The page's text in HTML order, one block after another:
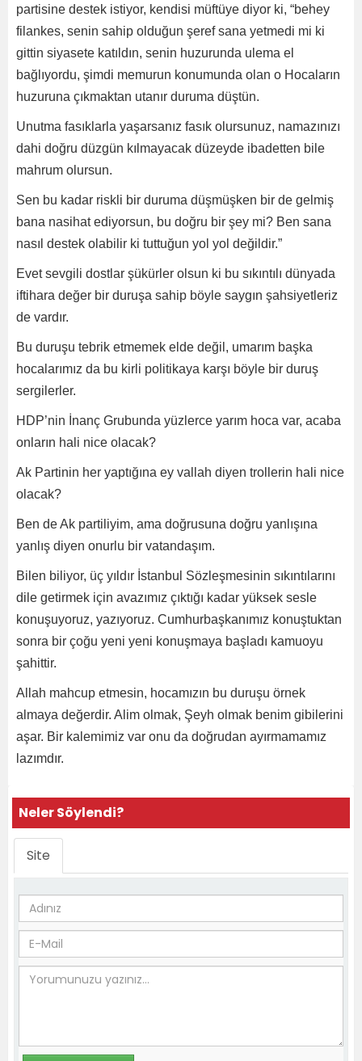
partisine destek istiyor, kendisi müftüye diyor ki, “behey
filankes, senin sahip olduğun şeref sana yetmedi mi ki
gittin siyasete katıldın, senin huzurunda ulema el
bağlıyordu, şimdi memurun konumunda olan o Hocaların
huzuruna çıkmaktan utanır duruma düştün.
Unutma fasıklarla yaşarsanız fasık olursunuz, namazınızı
dahi doğru düzgün kılmayacak düzeyde ibadetten bile
mahrum olursun.
Sen bu kadar riskli bir duruma düşmüşken bir de gelmiş
bana nasihat ediyorsun, bu doğru bir şey mi? Ben sana
nasıl destek olabilir ki tuttuğun yol yol değildir.”
Evet sevgili dostlar şükürler olsun ki bu sıkıntılı dünyada
iftihara değer bir duruşa sahip böyle saygın şahsiyetleriz
de vardır.
Bu duruşu tebrik etmemek elde değil, umarım başka
hocalarımız da bu kirli politikaya karşı böyle bir duruş
sergilerler.
HDP’nin İnanç Grubunda yüzlerce yarım hoca var, acaba
onların hali nice olacak?
Ak Partinin her yaptığına ey vallah diyen trollerin hali nice
olacak?
Ben de Ak partiliyim, ama doğrusuna doğru yanlışına
yanlış diyen onurlu bir vatandaşım.
Bilen biliyor, üç yıldır İstanbul Sözleşmesinin sıkıntılarını
dile getirmek için avazımız çıktığı kadar yüksek sesle
konuşuyoruz, yazıyoruz. Cumhurbaşkanımız konuştuktan
sonra bir çoğu yeni yeni konuşmaya başladı kamuoyu
şahittir.
Allah mahcup etmesin, hocamızın bu duruşu örnek
almaya değerdir. Alim olmak, Şeyh olmak benim gibilerini
aşar. Bir kalemimiz var onu da doğrudan ayırmamamız
lazımdır.
Neler Söylendi?
Site